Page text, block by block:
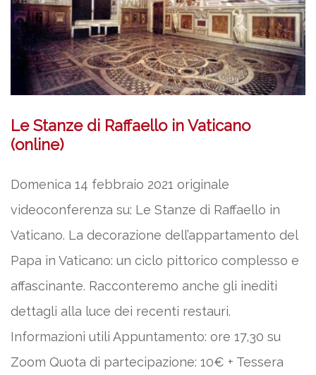
Le Stanze di Raffaello in Vaticano
(online)
Domenica 14 febbraio 2021 originale
videoconferenza su: Le Stanze di Raffaello in
Vaticano. La decorazione dell’appartamento del
Papa in Vaticano: un ciclo pittorico complesso e
affascinante. Racconteremo anche gli inediti
dettagli alla luce dei recenti restauri.
Informazioni utili Appuntamento: ore 17,30 su
Zoom Quota di partecipazione: 10€ + Tessera